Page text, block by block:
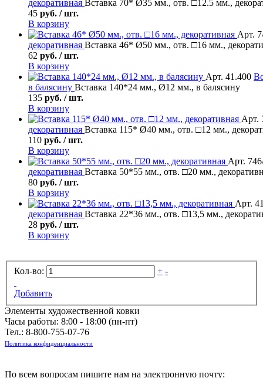
декоративная Вставка 70* Ø35 мм., отв. □12.5 мм.,
45 руб. / шт.
В корзину
Арт.
декоративная Вставка 46* Ø50 мм., отв. □16 мм.,
62 руб. / шт.
В корзину
Арт. 41.400
в балясину Вставка 140*24 мм., Ø12 мм., в балясину
135 руб. / шт.
В корзину
Арт.
декоративная Вставка 115* Ø40 мм., отв. □12 мм.,
110 руб. / шт.
В корзину
Арт.
декоративная Вставка 50*55 мм., отв. □20 мм.,
80 руб. / шт.
В корзину
Арт.
декоративная Вставка 22*36 мм., отв. □13,5 мм.,
28 руб. / шт.
В корзину
Кол-во: + -
Добавить
Элементы художественной ковки
Часы работы: 8:00 - 18:00 (пн-пт)
Тел.: 8-800-755-07-76
Политика конфиденциальности
По всем вопросам пишите нам на электронную почту: